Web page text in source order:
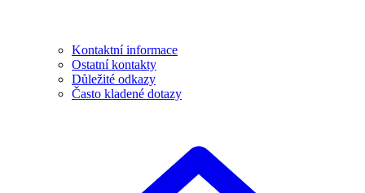
Kontaktní informace
Ostatní kontakty
Důležité odkazy
Často kladené dotazy